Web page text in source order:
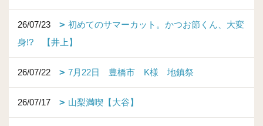
26/07/23
初めてのサマーカット。かつお節くん、大変
身!? 【井上】
26/07/22 7月22日 豊橋市 K様 地鎮祭
26/07/17 山梨満喫【大谷】